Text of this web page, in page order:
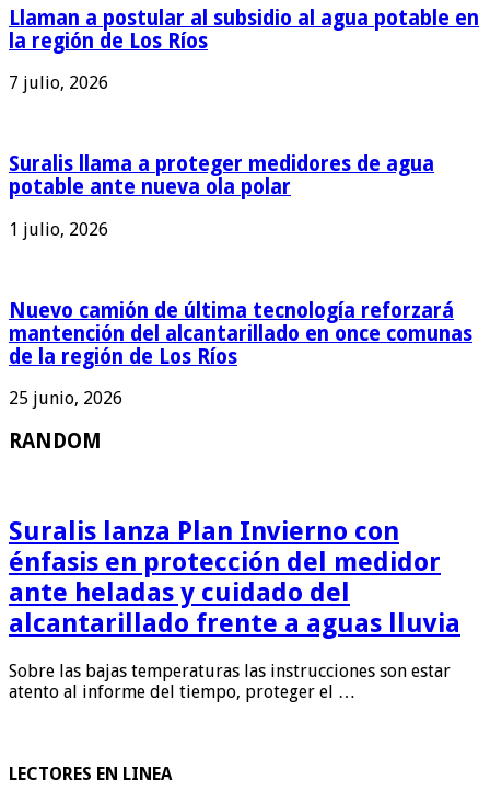
Llaman a postular al subsidio al agua potable en
la región de Los Ríos
7 julio, 2026
Suralis llama a proteger medidores de agua
potable ante nueva ola polar
1 julio, 2026
Nuevo camión de última tecnología reforzará
mantención del alcantarillado en once comunas
de la región de Los Ríos
25 junio, 2026
RANDOM
Suralis lanza Plan Invierno con
énfasis en protección del medidor
ante heladas y cuidado del
alcantarillado frente a aguas lluvia
Sobre las bajas temperaturas las instrucciones son estar
atento al informe del tiempo, proteger el …
LECTORES EN LINEA